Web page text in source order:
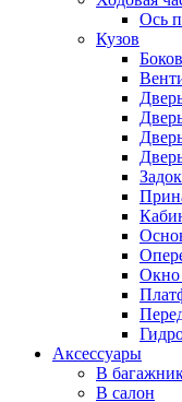
Ось
Кузов
Задок
Окно
Аксессуары
В
В салон